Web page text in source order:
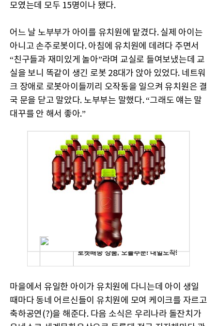
모였는데 모두 15명이나 됐다.
어느 날 노부부가 아이를 유치원에 맡겼다. 실제 아이는
아니고 손주로봇이다. 아침에 유치원에 데려다 주면서
“친구들과 재미있게 놀아”라며 교실로 들여보냈는데 교
실을 보니 똑같이 생긴 로봇 28대가 앉아 있었다. 네트워
크 장애로 로봇아이들끼리 오작동을 일으켜 유치원은 결
국 문을 닫고 말았다. 노부부는 말했다. “그래도 얘는 말
대꾸를 안 해서 좋아.”
마을에서 유일한 아이가 유치원에 다니는데 아이 생일
때마다 동네 어르신들이 유치원에 모여 케이크를 자르고
축하공연(?)을 해준다. 다음 소식은 우리나라 돌잔치가